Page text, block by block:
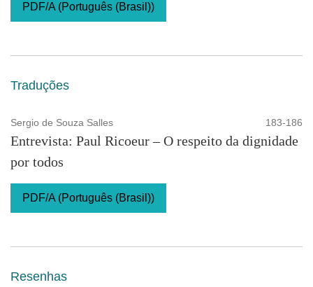
PDF/A (Português (Brasil))
Traduções
Sergio de Souza Salles 183-186
Entrevista: Paul Ricoeur – O respeito da dignidade
por todos
PDF/A (Português (Brasil))
Resenhas